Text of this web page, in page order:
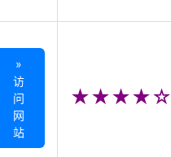
»
访
问
网
站
★★★★☆